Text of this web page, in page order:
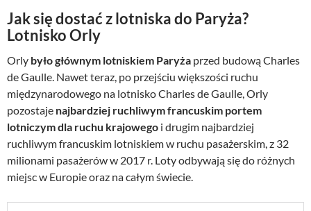
Jak się dostać z lotniska do Paryża?
Lotnisko Orly
Orly było głównym lotniskiem Paryża przed budową Charles
de Gaulle. Nawet teraz, po przejściu większości ruchu
międzynarodowego na lotnisko Charles de Gaulle, Orly
pozostaje najbardziej ruchliwym francuskim portem
lotniczym dla ruchu krajowego i drugim najbardziej
ruchliwym francuskim lotniskiem w ruchu pasażerskim, z 32
milionami pasażerów w 2017 r. Loty odbywają się do różnych
miejsc w Europie oraz na całym świecie.